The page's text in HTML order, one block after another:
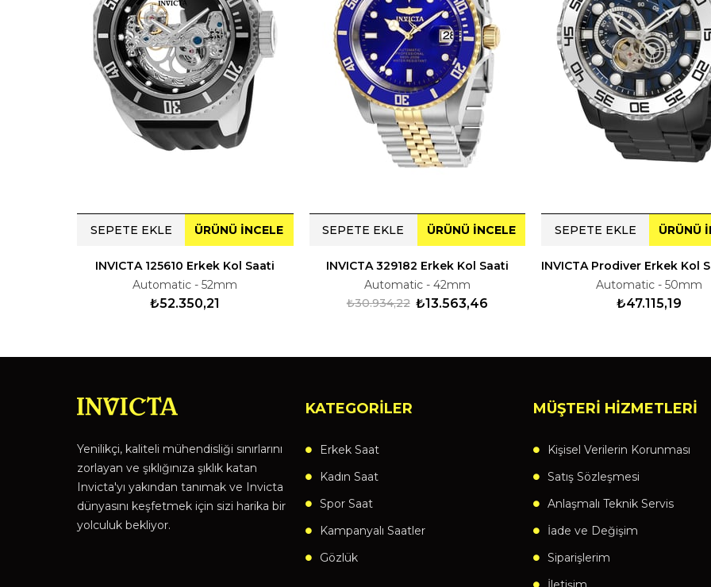
INVICTA 125610 Erkek Kol Saati
Automatic - 52mm
₺52.350,21
SEPETE EKLE ÜRÜNÜ İNCELE
INVICTA 329182 Erkek Kol Saati
Automatic - 42mm
₺13.563,46
₺30.934,22
SEPETE EKLE ÜRÜNÜ İNCELE
Automatic - 50mm
₺47.115,19
SEPETE EKLE ÜRÜNÜ
Yenilikçi, kaliteli mühendisliği sınırlarını
zorlayan ve şıklığınıza şıklık katan
Invicta'yı yakından tanımak ve Invicta
dünyasını keşfetmek için sizi harika bir
yolculuk bekliyor.
KATEGORİLER
Erkek Saat
Kadın Saat
Spor Saat
Kampanyalı Saatler
Gözlük
MÜŞTERİ HİZMETLERİ
Kişisel Verilerin Korunması
Satış Sözleşmesi
Anlaşmalı Teknik Servis
İade ve Değişim
Siparişlerim